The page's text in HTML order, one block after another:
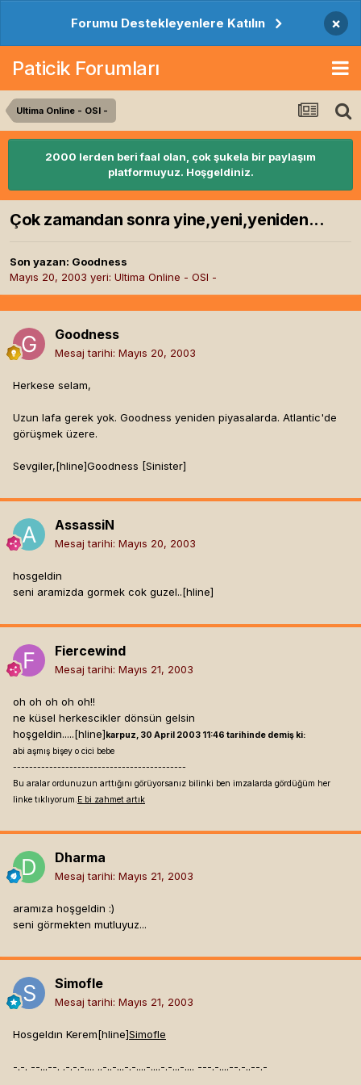
Forumu Destekleyenlere Katılın ×
Paticik Forumları
Ultima Online - OSI -
2000 lerden beri faal olan, çok şukela bir paylaşım
platformuyuz. Hoşgeldiniz.
Çok zamandan sonra yine,yeni,yeniden...
Son yazan: Goodness
Mayıs 20, 2003 yeri: Ultima Online - OSI -
Goodness
Mesaj tarihi: Mayıs 20, 2003
Herkese selam,
Uzun lafa gerek yok. Goodness yeniden piyasalarda. Atlantic'de
görüşmek üzere.
Sevgiler,[hline]Goodness [Sinister]
AssassiN
Mesaj tarihi: Mayıs 20, 2003
hosgeldin
seni aramizda gormek cok guzel..[hline]
Fiercewind
Mesaj tarihi: Mayıs 21, 2003
oh oh oh oh oh!!
ne küsel herkescikler dönsün gelsin
hoşgeldin.....[hline] karpuz, 30 April 2003 11:46 tarihinde demiş ki:
abi aşmış bişey o cici bebe
-------------------------------------------
Bu aralar ordunuzun arttığını görüyorsanız bilinki ben imzalarda gördüğüm her
linke tıklıyorum. E bi zahmet artık
Dharma
Mesaj tarihi: Mayıs 21, 2003
aramıza hoşgeldin :)
seni görmekten mutluyuz...
Simofle
Mesaj tarihi: Mayıs 21, 2003
Hosgeldın Kerem[hline]Simofle
-.-. --...--. .-.-.-.... ..-..-...-.-....-....-.-...-.... ---.-....--.-..--.-